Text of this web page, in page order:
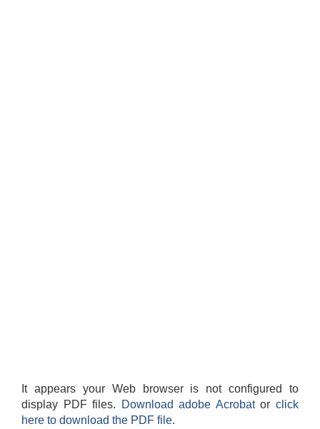
It appears your Web browser is not configured to
display PDF files.
Download adobe Acrobatorclick
here to download the PDF file.